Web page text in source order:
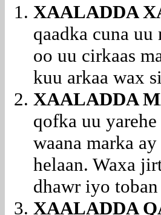
XAALADDA
qaadka cuna
oo uu cirkaas
kuu arkaa wax
XAALADDA
qofka uu
waana marka
helaan. Waxa
dhawr iyo
XAALADDA